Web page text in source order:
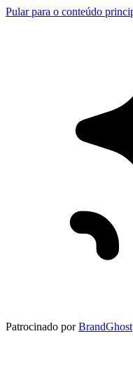
Pular para o conteúdo
Patrocinado por BrandGhost